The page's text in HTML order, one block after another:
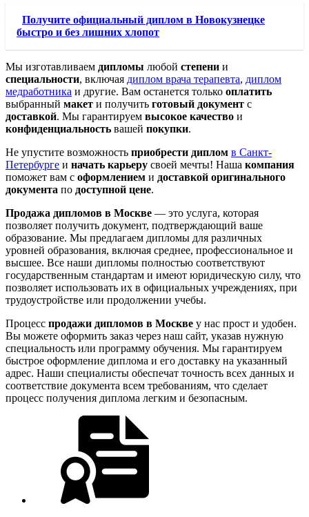
Получите официальный диплом в Новокузнецке
быстро и без лишних хлопот
Мы изготавливаем дипломы любой степени и
специальности, включая диплом врача терапевта, диплом
медработника и другие. Вам останется только оплатить
выбранный макет и получить готовый документ с
доставкой. Мы гарантируем высокое качество и
конфиденциальность вашей покупки.
Не упустите возможность приобрести диплом в Санкт-
Петербурге и начать карьеру своей мечты! Наша компания
поможет вам с оформлением и доставкой оригинального
документа по доступной цене.
Продажа дипломов в Москве — это услуга, которая
позволяет получить документ, подтверждающий ваше
образование. Мы предлагаем дипломы для различных
уровней образования, включая среднее, профессиональное и
высшее. Все наши дипломы полностью соответствуют
государственным стандартам и имеют юридическую силу, что
позволяет использовать их в официальных учреждениях, при
трудоустройстве или продолжении учебы.
Процесс продажи дипломов в Москве у нас прост и удобен.
Вы можете оформить заказ через наш сайт, указав нужную
специальность или программу обучения. Мы гарантируем
быстрое оформление диплома и его доставку на указанный
адрес. Наши специалисты обеспечат точность всех данных и
соответствие документа всем требованиям, что сделает
процесс получения диплома легким и безопасным.